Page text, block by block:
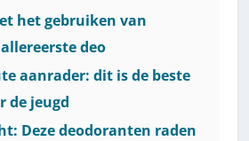
het gebruiken van
deo
aanrader: dit is de beste
de jeugd
Deze deodoranten raden